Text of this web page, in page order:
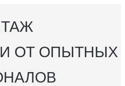
ОТ ОПЫТНЫХ